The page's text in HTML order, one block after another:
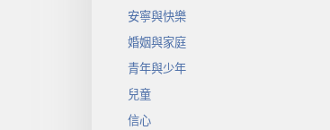
安寧與快樂
婚姻與家庭
青年與少年
兒童
信心